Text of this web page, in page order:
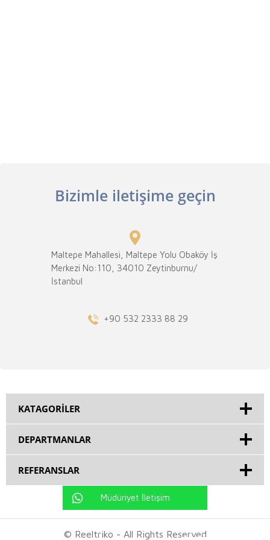
Bizimle iletişime geçin
Maltepe Mahallesi, Maltepe Yolu Obaköy İş
Merkezi No:110, 34010 Zeytinburnu/
İstanbul
+90 532 2333 88 29
KATAGORILER
DEPARTMANLAR
REFERANSLAR
Müdüriyet İletişim
© Reeltriko - All Rights Reserved